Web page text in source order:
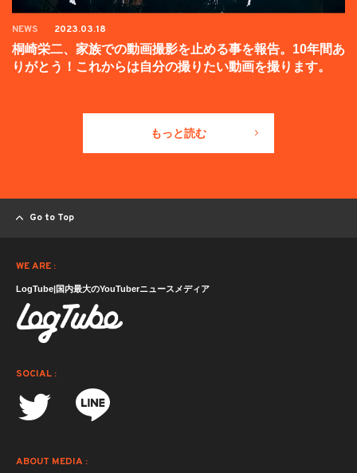
NEWS 2023.03.18
桐崎栄二、家族での動画撮影を止める事を報告。10年間あ
りがとう！これからは自分の撮りたい動画を撮ります。
もっと読む
Go to Top
WE ARE :
LogTube|国内最大のYouTuberニュースメディア
SOCIAL :
ABOUT MEDIA :